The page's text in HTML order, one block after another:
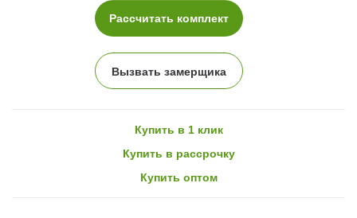
Рассчитать комплект
Вызвать замерщика
Купить в 1 клик
Купить в рассрочку
Купить оптом